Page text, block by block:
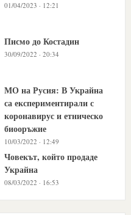
01/04/2023 · 12:21
Писмо до Костадин
30/09/2022 · 20:34
МО на Русия: В Украйна
са експериментирали с
коронавирус и етническо
биооръжие
10/03/2022 · 12:49
Човекът, който продаде
Украйна
08/03/2022 · 16:53